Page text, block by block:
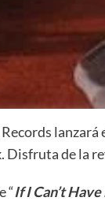
lanzará
Disfruta de la
“IfI Can’t